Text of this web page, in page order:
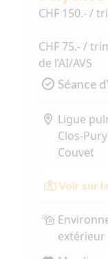
CHF 150.- /
CHF 75.- /
de l’AI/AVS
Séance
Ligue
Clos-
Couvet
Voir sur